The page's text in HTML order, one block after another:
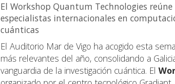
El Workshop Quantum Technologies
especialistas internacionales en
cuánticas
El Auditorio Mar de Vigo ha acogido esta
más relevantes del año, consolidando a
vanguardia de la investigación cuántica. El